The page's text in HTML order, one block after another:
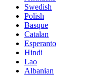
Swedish
Polish
Basque
Catalan
Esperanto
Hindi
Lao
Albanian